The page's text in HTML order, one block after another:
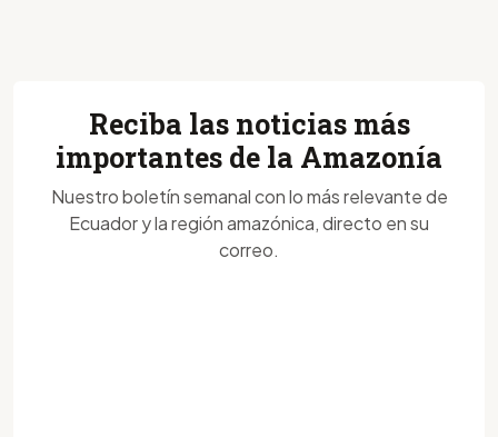
Reciba las noticias más
importantes de la Amazonía
Nuestro boletín semanal con lo más relevante de
Ecuador y la región amazónica, directo en su
correo.